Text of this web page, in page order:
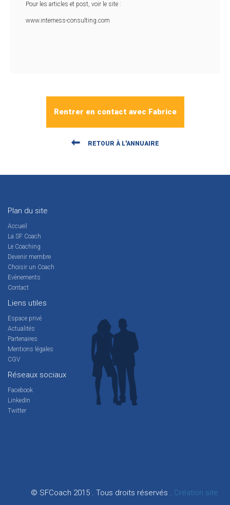
Pour les articles et post, voir le site :
www.interness-consulting.com
Rentrer en contact avec Fabrice
RETOUR À L'ANNUAIRE
Plan du site
Accueil
La SF Coach
Le Coaching
Devenir membre
Choisir un Coach
Evènements
Contact
Liens utiles
Espace privé
Actualités
Partenaires
Mentions légales
CGV
Réseaux sociaux
Facebook
LinkedIn
Twitter
© SFCoach 2015 . Tous droits réservés . Création site